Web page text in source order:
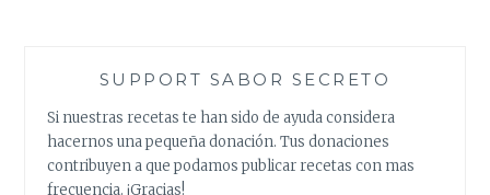
SUPPORT SABOR SECRETO
Si nuestras recetas te han sido de ayuda considera
hacernos una pequeña donación. Tus donaciones
contribuyen a que podamos publicar recetas con mas
frecuencia. ¡Gracias!